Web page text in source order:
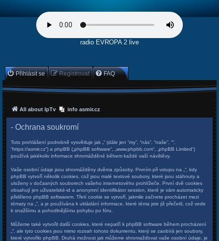
radio EVROPA 2 live
Přihlásit se Registrovat FAQ
All about IpTv info asmir.cz
- Ochrana soukromí
Toto prohlášení podrobně vysvětluje jak „“ (dále jen “my”, “nás”, “naše”, “”,
“https://asmir.cz”) a phpBB („phpBB software“, „www.phpbb.com“, „phpBB Limited“)
používá jakékoliv informace shromážděné během každé vaší návštěvy.
Vaše osobní údaje jsou shromážděny dvěma způsoby. Prvním při vstupu na „“, kdy
phpBB vytvoří několik cookies, což jsou malé textové soubory, které jsou stáhnuty a
uloženy v dočasných souborech vašeho internetového prohlížeče. První dvě cookies
obsahují jen uživatelské-id a anonymní identifikátor session, které je vám automaticky
přiděleno phpBB softwarem. Třetí cookie se vytvoří, jakmile začnete procházet mezi
tématy na „“, a je používána k ukládání informace, které téma jste již přečetli, což vede
k snažšímu a pohodlnějšímu pohybu po fóru.
Můžeme také vytvořit další cookies, které nepatří k phpBB software během procházení
„“, ale tyto cookies jsou mimo rozsah tohoto dokumentu, který se zaobírá jen soubory,
které vytvořilo phpBB. Druhá možnost jak můžeme shromažďovat vaše osobní údaje, je